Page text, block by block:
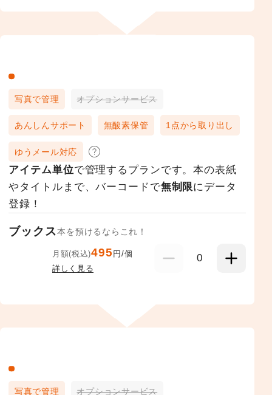
写真で管理 オプションサービス
あんしんサポート 無酸素保管 1点から取り出し
ゆうメール対応
アイテム単位で管理するプランです。本の表紙
やタイトルまで、バーコードで無制限にデータ
登録！
ブックス本を預けるならこれ！
月額(税込)495 円/個
詳しく見る
0
写真で管理 オプションサービス